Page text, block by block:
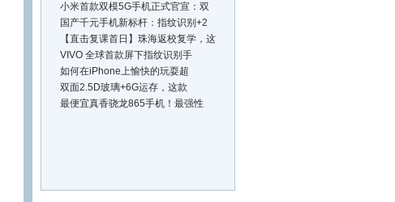
小米首款双模5G手机正式官宣：双
国产千元手机新标杆：指纹识别+2
【直击复课首日】珠海返校复学，这
VIVO 全球首款屏下指纹识别手
如何在iPhone上愉快的玩耍超
双面2.5D玻璃+6G运存，这款
最便宜真香骁龙865手机！最强性